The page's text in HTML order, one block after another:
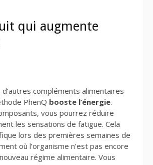
qui augmente
compléments alimentaires
PhenQ booste l’énergie.
vous pourrez réduire
les sensations de fatigue. Cela
lors des premières semaines de
où l’organisme n’est pas encore
régime alimentaire. Vous